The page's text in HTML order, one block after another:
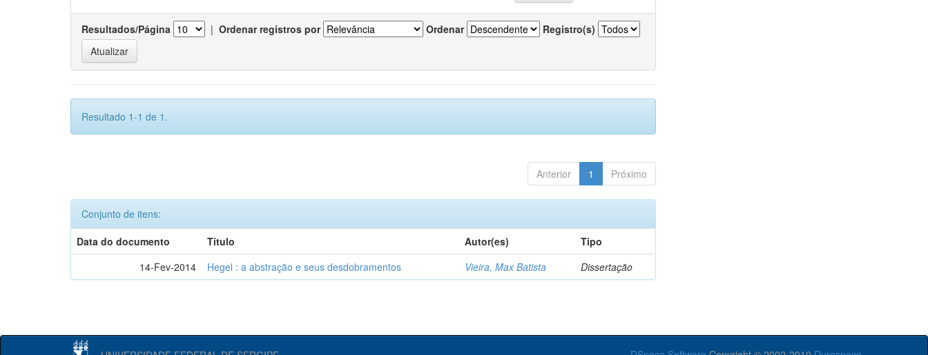
Resultados/Página | Ordenar registros por Ordenar Registro(s)
Resultado 1-1 de 1.
Anterior 1 Próximo
Conjunto de itens:
Data do documento
Título Autor(es)
Tipo
14-Fev-2014
Hegel : a abstração e seus desdobramentos Vieira, Max Batista Dissertação